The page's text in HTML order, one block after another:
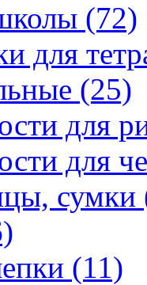
(72)
для
(25)
для
для
сумки
(11)